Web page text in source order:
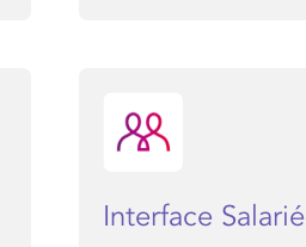
Interface Salarié